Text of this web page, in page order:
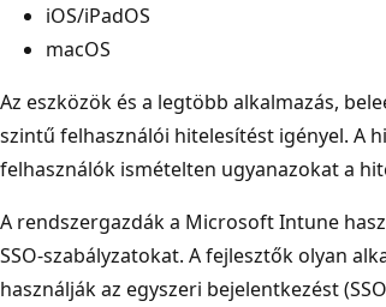
iOS/iPadOS
macOS
Az eszközök és a legtöbb alkalmazás,
szintű felhasználói hitelesítést igényel. A
felhasználók ismételten ugyanazokat a
A rendszergazdák a Microsoft Intune
SSO-szabályzatokat. A fejlesztők olyan
használják az egyszeri bejelentkezést